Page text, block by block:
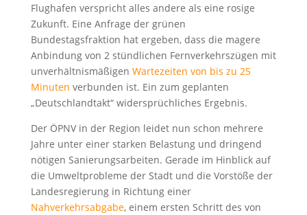
Flughafen verspricht alles andere als eine rosige
Zukunft. Eine Anfrage der grünen
Bundestagsfraktion hat ergeben, dass die magere
Anbindung von 2 stündlichen Fernverkehrszügen mit
unverhältnismäßigen Wartezeiten von bis zu 25
Minuten verbunden ist. Ein zum geplanten
„Deutschlandtakt“ widersprüchliches Ergebnis.
Der ÖPNV in der Region leidet nun schon mehrere
Jahre unter einer starken Belastung und dringend
nötigen Sanierungsarbeiten. Gerade im Hinblick auf
die Umweltprobleme der Stadt und die Vorstöße der
Landesregierung in Richtung einer
Nahverkehrsabgabe, einem ersten Schritt des von